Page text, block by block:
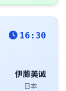
16:30
伊藤美诚
日本